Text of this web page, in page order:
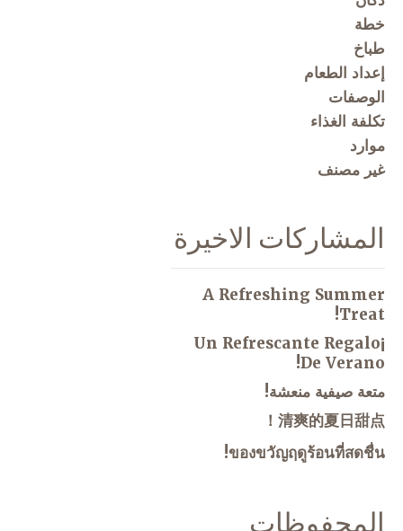
خطة
طباخ
إعداد الطعام
الوصفات
تكلفة الغذاء
موارد
غير مصنف
المشاركات الاخيرة
A Refreshing Summer
Treat!
¡Un Refrescante Regalo
De Verano!
متعة صيفية منعشة!
清爽的夏日甜点！
ของขวัญฤดูร้อนที่สดชื่น!
المحفوظات